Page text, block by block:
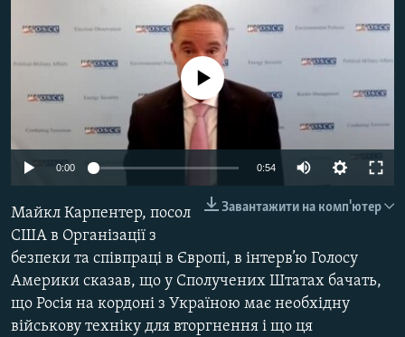
СВІДЧЕННЯ ОКУПАЦІЇ
УКРАЇНСЬКА ПРОБЛЕМА КРИМУ
ІНФОГРАФІКА
ЯК ОБІЙТИ БЛОКУВАННЯ
Русский
Qırımtatar
Усі сайти RFE/RL 240p 360p
No media source currently available
0:00 0:54
480p
1080p
Завантажити на комп'ютер
Майкл Карпентер, посол
США в Організації з
безпеки та співпраці в Європі, в інтерв’ю Голосу
Америки сказав, що у Сполучених Штатах бачать,
що Росія на кордоні з Україною має необхідну
військову техніку для вторгнення і що ця